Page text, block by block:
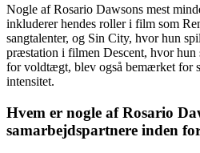
Nogle af Rosario Dawsons mest
inkluderer hendes roller i film som
sangtalenter, og Sin City, hvor hun
præstation i filmen Descent, hvor
for voldtægt, blev også bemærket for
intensitet.
Hvem er nogle af Rosario
samarbejdspartnere inden